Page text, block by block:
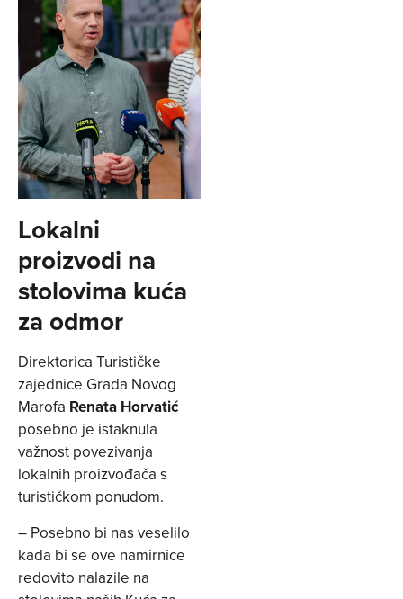
Lokalni
proizvodi na
stolovima kuća
za odmor
Direktorica Turističke
zajednice Grada Novog
Marofa Renata Horvatić
posebno je istaknula
važnost povezivanja
lokalnih proizvođača s
turističkom ponudom.
– Posebno bi nas veselilo
kada bi se ove namirnice
redovito nalazile na